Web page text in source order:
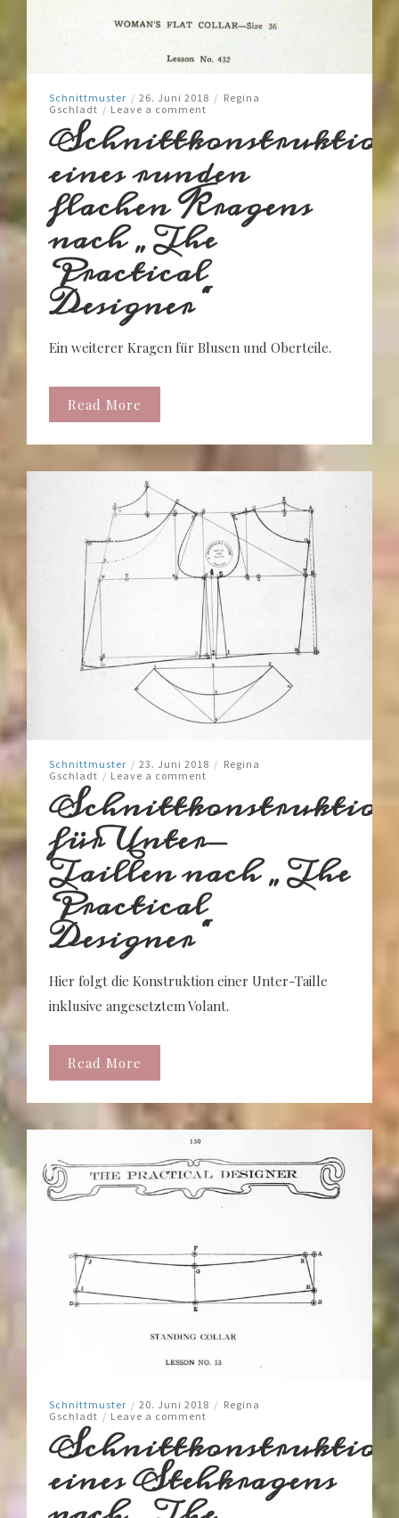
Schnittmuster / 26. Juni 2018 / Regina
Gschladt / Leave a comment
Schnittkonstruktion
eines runden
flachen Kragens
nach „The
Practical
Designer“
Ein weiterer Kragen für Blusen und Oberteile.
Read More
Schnittmuster / 23. Juni 2018 / Regina
Gschladt / Leave a comment
Schnittkonstruktion
für Unter-
Taillen nach „The
Practical
Designer“
Hier folgt die Konstruktion einer Unter-Taille
inklusive angesetztem Volant.
Read More
Schnittmuster / 20. Juni 2018 / Regina
Gschladt / Leave a comment
Schnittkonstruktion
eines Stehkragens